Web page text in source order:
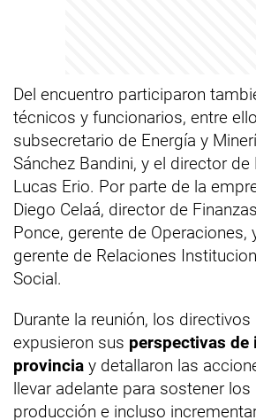
Del encuentro participaron
técnicos y funcionarios, entre
subsecretario de Energía y
Sánchez Bandini, y el director
Lucas Erio. Por parte de la
Diego Celaá, director de
Ponce, gerente de Operaciones,
gerente de Relaciones
Social.
Durante la reunión, los
expusieron sus perspectivas de
provincia y detallaron las
llevar adelante para sostener los
producción e incluso